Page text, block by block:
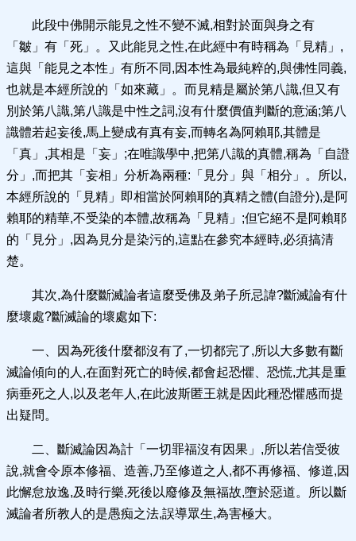
此段中佛開示能見之性不變不滅,相對於面與身之有
「皺」有「死」。又此能見之性,在此經中有時稱為「見精」,
這與「能見之本性」有所不同,因本性為最純粹的,與佛性同義,
也就是本經所說的「如來藏」。而見精是屬於第八識,但又有
別於第八識,第八識是中性之詞,沒有什麼價值判斷的意涵;第八
識體若起妄後,馬上變成有真有妄,而轉名為阿賴耶,其體是
「真」,其相是「妄」;在唯識學中,把第八識的真體,稱為「自證
分」,而把其「妄相」分析為兩種:「見分」與「相分」。所以,
本經所說的「見精」即相當於阿賴耶的真精之體(自證分),是阿
賴耶的精華,不受染的本體,故稱為「見精」;但它絕不是阿賴耶
的「見分」,因為見分是染污的,這點在參究本經時,必須搞清
楚。
其次,為什麼斷滅論者這麼受佛及弟子所忌諱?斷滅論有什
麼壞處?斷滅論的壞處如下:
一、因為死後什麼都沒有了,一切都完了,所以大多數有斷
滅論傾向的人,在面對死亡的時候,都會起恐懼、恐慌,尤其是重
病垂死之人,以及老年人,在此波斯匿王就是因此種恐懼感而提
出疑問。
二、斷滅論因為計「一切罪福沒有因果」,所以若信受彼
說,就會令原本修福、造善,乃至修道之人,都不再修福、修道,因
此懈怠放逸,及時行樂,死後以廢修及無福故,墮於惡道。所以斷
滅論者所教人的是愚痴之法,誤導眾生,為害極大。